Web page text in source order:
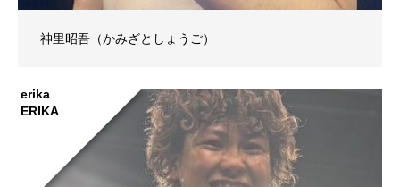
神里昭吾（かみざとしょうご）
erika
ERIKA